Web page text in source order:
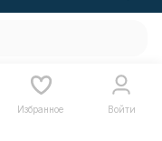
Избранное Войти